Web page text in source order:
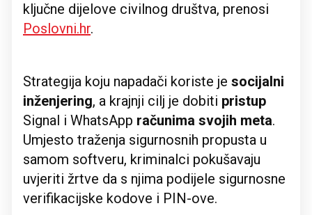
ključne dijelove civilnog društva, prenosi
Poslovni.hr.
Strategija koju napadači koriste je socijalni
inženjering, a krajnji cilj je dobiti pristup
Signal i WhatsApp računima svojih meta.
Umjesto traženja sigurnosnih propusta u
samom softveru, kriminalci pokušavaju
uvjeriti žrtve da s njima podijele sigurnosne
verifikacijske kodove i PIN-ove.